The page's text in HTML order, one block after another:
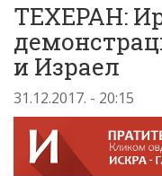
ТЕХЕРАН:
и Израел
31.12.2017. - 20:15